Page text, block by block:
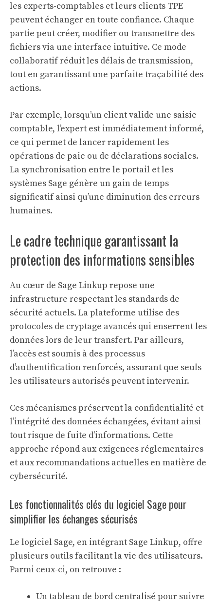
les experts-comptables et leurs clients TPE
peuvent échanger en toute confiance. Chaque
partie peut créer, modifier ou transmettre des
fichiers via une interface intuitive. Ce mode
collaboratif réduit les délais de transmission,
tout en garantissant une parfaite traçabilité des
actions.
Par exemple, lorsqu’un client valide une saisie
comptable, l’expert est immédiatement informé,
ce qui permet de lancer rapidement les
opérations de paie ou de déclarations sociales.
La synchronisation entre le portail et les
systèmes Sage génère un gain de temps
significatif ainsi qu’une diminution des erreurs
humaines.
Le cadre technique garantissant la
protection des informations sensibles
Au cœur de Sage Linkup repose une
infrastructure respectant les standards de
sécurité actuels. La plateforme utilise des
protocoles de cryptage avancés qui enserrent les
données lors de leur transfert. Par ailleurs,
l’accès est soumis à des processus
d’authentification renforcés, assurant que seuls
les utilisateurs autorisés peuvent intervenir.
Ces mécanismes préservent la confidentialité et
l’intégrité des données échangées, évitant ainsi
tout risque de fuite d’informations. Cette
approche répond aux exigences réglementaires
et aux recommandations actuelles en matière de
cybersécurité.
Les fonctionnalités clés du logiciel Sage pour
simplifier les échanges sécurisés
Le logiciel Sage, en intégrant Sage Linkup, offre
plusieurs outils facilitant la vie des utilisateurs.
Parmi ceux-ci, on retrouve :
Un tableau de bord centralisé pour suivre